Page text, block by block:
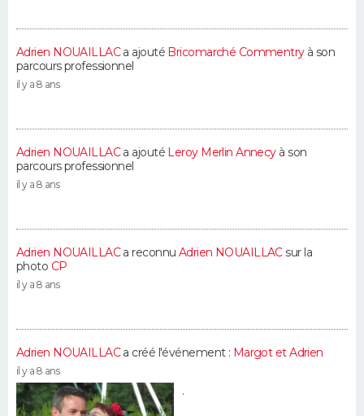
Adrien NOUAILLACa ajouté Bricomarché Commentryà son
parcours professionnel
il y a 8 ans
Adrien NOUAILLACa ajouté Leroy Merlin Annecyà son
parcours professionnel
il y a 8 ans
Adrien NOUAILLACa reconnu Adrien NOUAILLACsur la
photo CP
il y a 8 ans
Adrien NOUAILLACa créé l'événement : Margot et Adrien
il y a 8 ans
.